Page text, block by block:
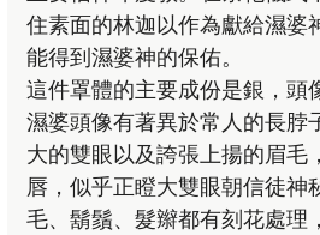
住素面的林迦以作為獻給濕婆
能得到濕婆神的保佑。
這件罩體的主要成份是銀，頭
濕婆頭像有著異於常人的長脖
大的雙眼以及誇張上揚的眉毛
唇，似乎正瞪大雙眼朝信徒神
毛、鬍鬚、髮辮都有刻花處理